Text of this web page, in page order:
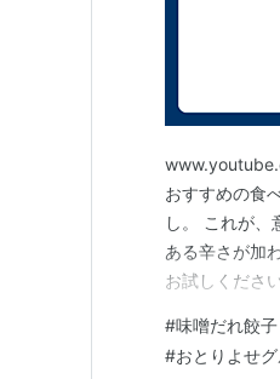
おすすめの食
し。 これが
ある辛さが加
お試しくださ
噌だれ餃子を
Yahoo!…
#味噌だれ餃子
#おとりよせグ